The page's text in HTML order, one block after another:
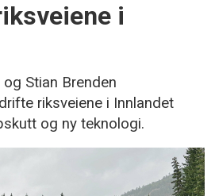
i
Stian Brenden
riksveiene i Innlandet
og ny teknologi.